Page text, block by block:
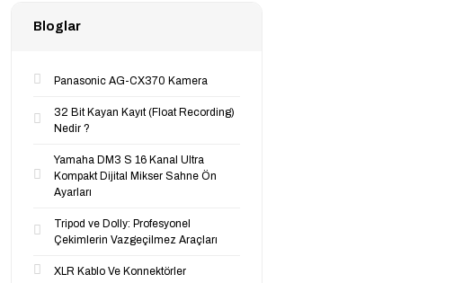
Bloglar
Panasonic AG-CX370 Kamera
32 Bit Kayan Kayıt (Float Recording)
Nedir ?
Yamaha DM3 S 16 Kanal Ultra
Kompakt Dijital Mikser Sahne Ön
Ayarları
Tripod ve Dolly: Profesyonel
Çekimlerin Vazgeçilmez Araçları
XLR Kablo Ve Konnektörler